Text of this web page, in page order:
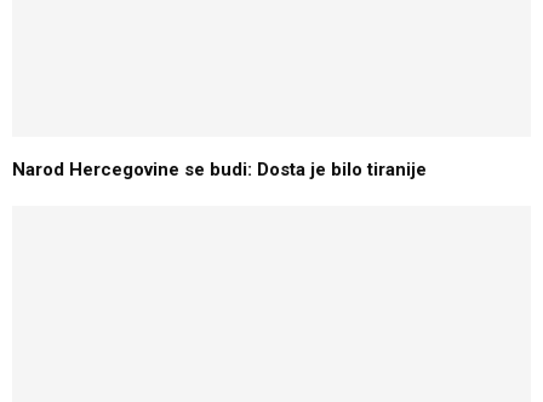
Narod Hercegovine se budi: Dosta je bilo tiranije